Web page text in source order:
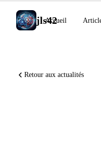
jls42
Accueil
Retour aux actualités